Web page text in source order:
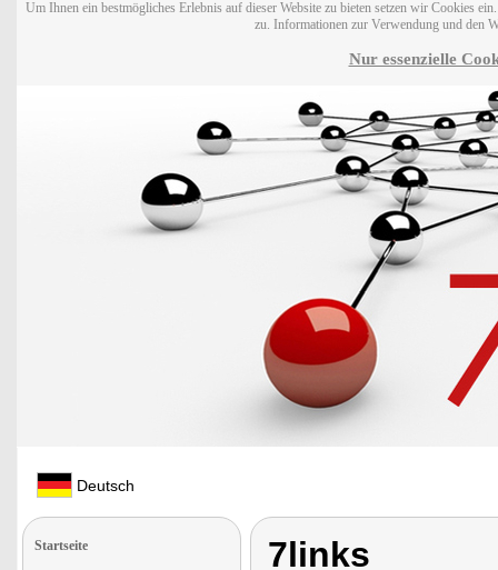
Um Ihnen ein bestmögliches Erlebnis auf dieser Website zu bieten setzen wir Cookies
zu. Informationen zur Verwendung und den
Nur essenzielle
Deutsch
Startseite 7links